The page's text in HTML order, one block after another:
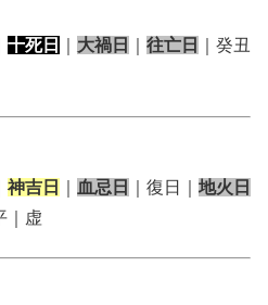
十死日 大禍日 往亡日
｜癸丑
神吉日 血忌日 ｜復日｜ 地火日
｜虚